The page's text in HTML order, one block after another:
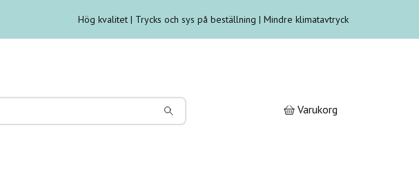
Hög kvalitet | Trycks och sys på beställning | Mindre klimatavtryck
Varukorg